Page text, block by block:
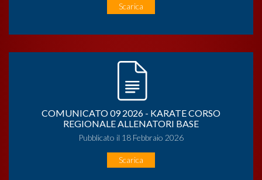
Scarica
COMUNICATO 09 2026 - KARATE CORSO
REGIONALE ALLENATORI BASE
Pubblicato il 18 Febbraio 2026
Scarica